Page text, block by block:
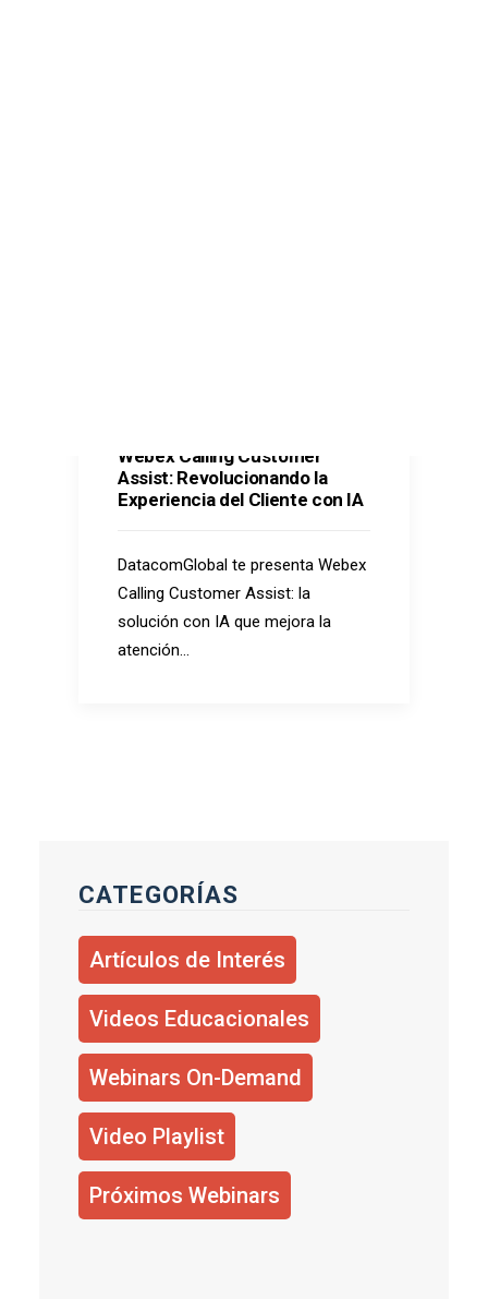
Webex Calling Customer
Assist: Revolucionando la
Experiencia del Cliente con IA
DatacomGlobal te presenta Webex
Calling Customer Assist: la
solución con IA que mejora la
atención…
CATEGORÍAS
Artículos de Interés
Videos Educacionales
Webinars On-Demand
Video Playlist
Próximos Webinars